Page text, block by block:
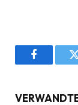
Facebook